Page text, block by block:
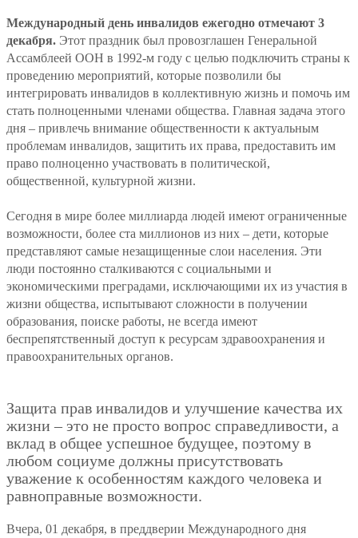
Международный день инвалидов ежегодно отмечают 3
декабря. Этот праздник был провозглашен Генеральной
Ассамблеей ООН в 1992-м году с целью подключить страны к
проведению мероприятий, которые позволили бы
интегрировать инвалидов в коллективную жизнь и помочь им
стать полноценными членами общества. Главная задача этого
дня – привлечь внимание общественности к актуальным
проблемам инвалидов, защитить их права, предоставить им
право полноценно участвовать в политической,
общественной, культурной жизни.
Сегодня в мире более миллиарда людей имеют ограниченные
возможности, более ста миллионов из них – дети, которые
представляют самые незащищенные слои населения. Эти
люди постоянно сталкиваются с социальными и
экономическими преградами, исключающими их из участия в
жизни общества, испытывают сложности в получении
образования, поиске работы, не всегда имеют
беспрепятственный доступ к ресурсам здравоохранения и
правоохранительных органов.
Защита прав инвалидов и улучшение качества их
жизни – это не просто вопрос справедливости, а
вклад в общее успешное будущее, поэтому в
любом социуме должны присутствовать
уважение к особенностям каждого человека и
равноправные возможности.
Вчера, 01 декабря, в преддверии Международного дня